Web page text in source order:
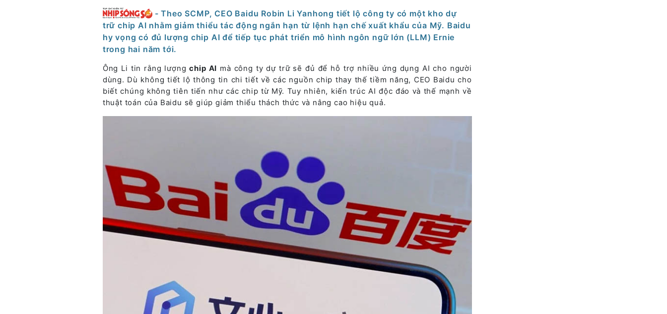
- Theo SCMP, CEO Baidu Robin Li Yanhong tiết lộ công ty có một kho dự
trữ chip AI nhằm giảm thiểu tác động ngắn hạn từ lệnh hạn chế xuất khẩu của Mỹ. Baidu
hy vọng có đủ lượng chip AI để tiếp tục phát triển mô hình ngôn ngữ lớn (LLM) Ernie
trong hai năm tới.
Ông Li tin rằng lượngchip AI mà công ty dự trữ sẽ đủ để hỗ trợ nhiều ứng dụng AI cho người
dùng. Dù không tiết lộ thông tin chi tiết về các nguồn chip thay thế tiềm năng, CEO Baidu cho
biết chúng không tiên tiến như các chip từ Mỹ. Tuy nhiên, kiến trúc AI độc đáo và thế mạnh về
thuật toán của Baidu sẽ giúp giảm thiểu thách thức và nâng cao hiệu quả.